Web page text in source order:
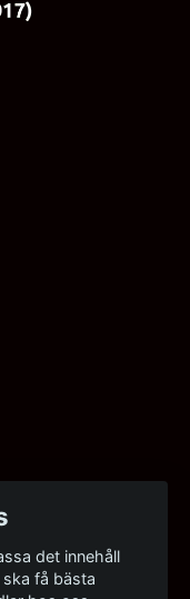
det innehåll
få bästa